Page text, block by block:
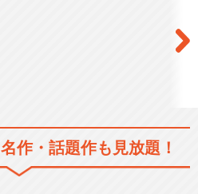
銀河鉄道999 永遠の旅人エ
名作・話題作も見放題！